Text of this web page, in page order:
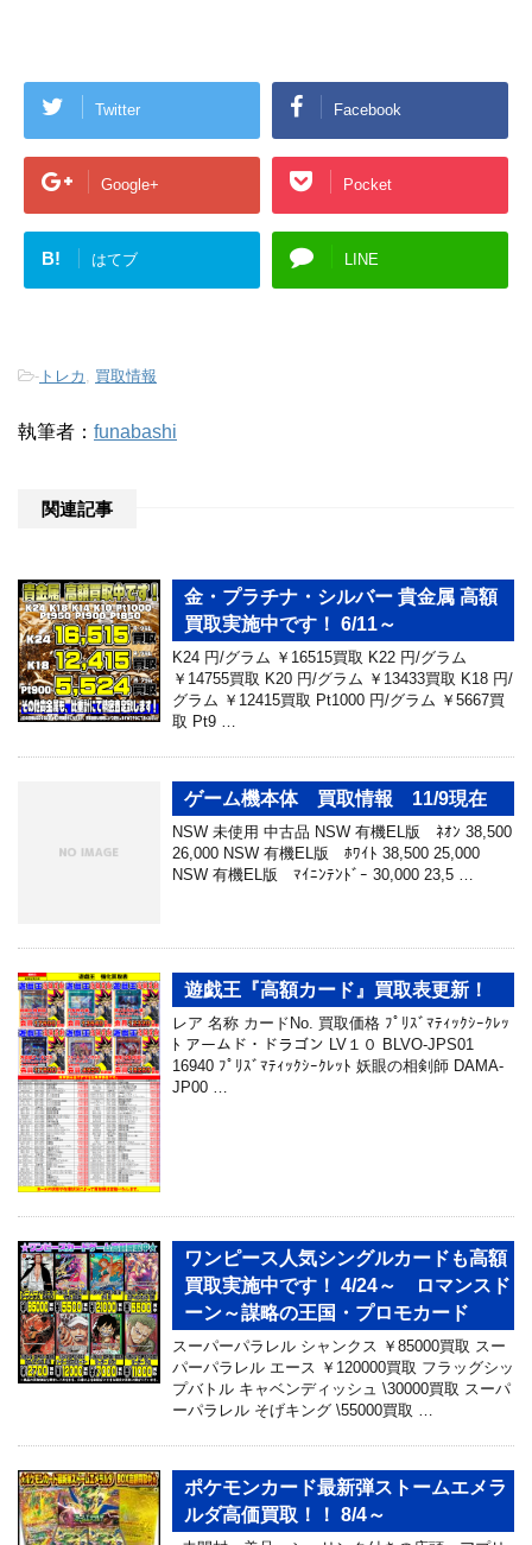
Twitter Facebook
Google+ Pocket
B! はてブ LINE
- トレカ 買取情報
執筆者： funabashi
関連記事
金・プラチナ・シルバー 貴金属 高額
買取実施中です！ 6/11～
K24 円/グラム ￥16515買取 K22 円/グラム
￥14755買取 K20 円/グラム ￥13433買取 K18 円/
グラム ￥12415買取 Pt1000 円/グラム ￥5667買
取 Pt9 …
ゲーム機本体 買取情報 11/9現在
NSW 未使用 中古品 NSW 有機EL版 ﾈｵﾝ 38,500
26,000 NSW 有機EL版 ﾎﾜｲﾄ 38,500 25,000
NSW 有機EL版 ﾏｲﾆﾝﾃﾝﾄﾞｰ 30,000 23,5 …
遊戯王『高額カード』買取表更新！
レア 名称 カードNo. 買取価格 ﾌﾟﾘｽﾞﾏﾃｨｯｸｼｰｸﾚｯ
ﾄ アームド・ドラゴン LV１０ BLVO-JPS01
16940 ﾌﾟﾘｽﾞﾏﾃｨｯｸｼｰｸﾚｯﾄ 妖眼の相剣師 DAMA-
JP00 …
ワンピース人気シングルカードも高額
買取実施中です！ 4/24～ ロマンスド
ーン～謀略の王国・プロモカード
スーパーパラレル シャンクス ￥85000買取 スー
パーパラレル エース ￥120000買取 フラッグシッ
プバトル キャベンディッシュ \30000買取 スーパ
ーパラレル そげキング \55000買取 …
ポケモンカード最新弾ストームエメラ
ルダ高価買取！！ 8/4～